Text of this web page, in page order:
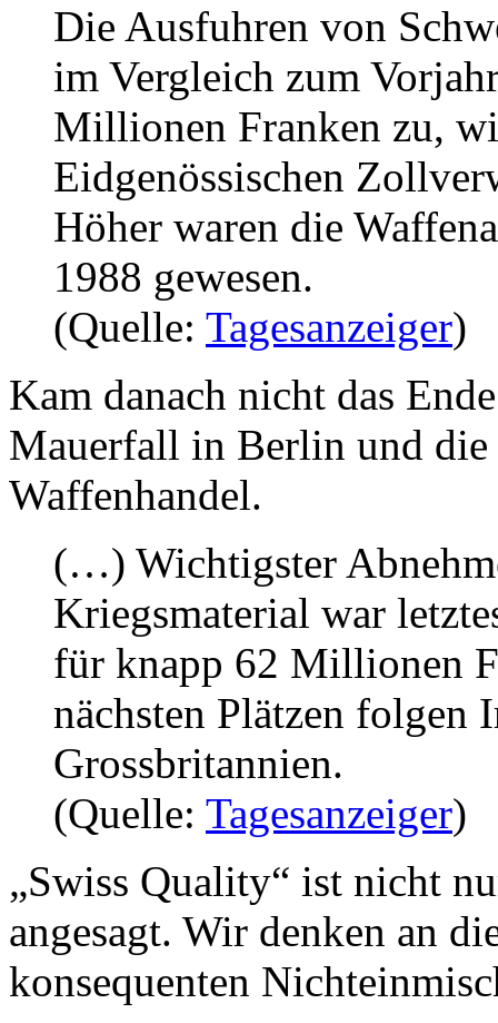
Die Ausfuhren von
im Vergleich zum
Millionen Franken zu,
Eidgenössischen
Höher waren die
1988 gewesen.
(Quelle: Tagesanzeiger)
Kam danach nicht das
Mauerfall in Berlin und die
Waffenhandel.
(…) Wichtigster
Kriegsmaterial war
für knapp 62 Millionen
nächsten Plätzen folgen
Grossbritannien.
(Quelle: Tagesanzeiger)
„Swiss Quality“ ist nicht
angesagt. Wir denken an
konsequenten